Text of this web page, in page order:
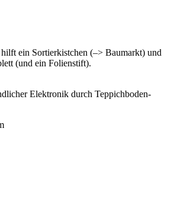
ein Sortierkistchen (–> Baumarkt) und
(und ein Folienstift).
Elektronik durch Teppichboden-